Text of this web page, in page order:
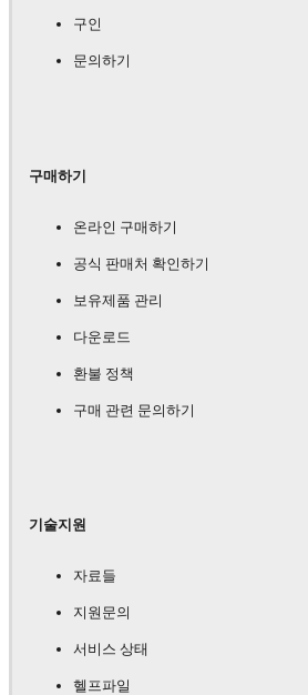
구인
문의하기
구매하기
온라인 구매하기
공식 판매처 확인하기
보유제품 관리
다운로드
환불 정책
구매 관련 문의하기
기술지원
자료들
지원문의
서비스 상태
헬프파일